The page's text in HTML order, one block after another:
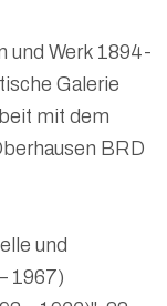
und Werk 1894-
Galerie
mit dem
BRD
und
1967)